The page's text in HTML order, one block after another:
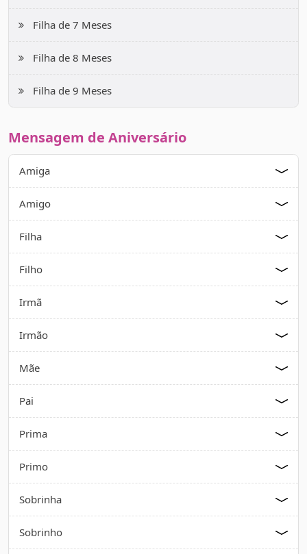
Filha de 7 Meses
Filha de 8 Meses
Filha de 9 Meses
Mensagem de Aniversário
Amiga
Amigo
Filha
Filho
Irmã
Irmão
Mãe
Pai
Prima
Primo
Sobrinha
Sobrinho